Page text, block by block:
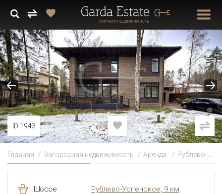
ID 1943
Главная Загородная недвижимость Аренда Рублево-Успенское
Шоссе
Рублево-Успенское, 9 км